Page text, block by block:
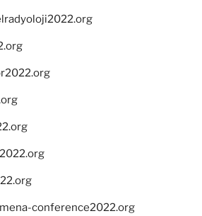
conference2022.org